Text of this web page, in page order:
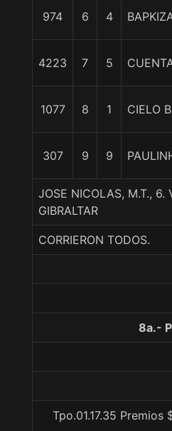
974 6 4
4223 7 5
1077 8 1 CIELO
307 9 9
JOSE NICOLAS, M.T., 6.
GIBRALTAR
CORRIERON TODOS.
8a.-
Tpo.01.17.35